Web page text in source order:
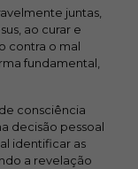
juntas,
ao curar e
contra o mal
fundamental,
consciência
decisão pessoal
identificar as
a revelação